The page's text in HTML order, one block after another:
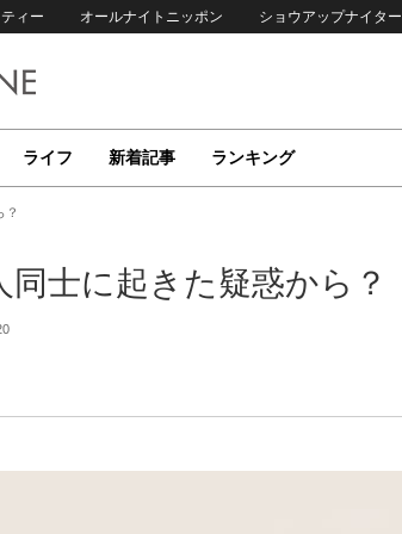
ィー オールナイトニッポン ショウアップナイター
ライフ 新着記事 ランキング
？
士に起きた疑惑から？